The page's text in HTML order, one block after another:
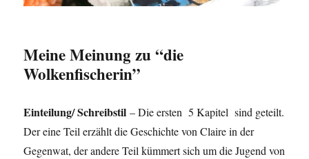
Meine Meinung zu “die
Wolkenfischerin”
Einteilung/ Schreibstil – Die ersten 5 Kapitel sind geteilt.
Der eine Teil erzählt die Geschichte von Claire in der
Gegenwat, der andere Teil kümmert sich um die Jugend von